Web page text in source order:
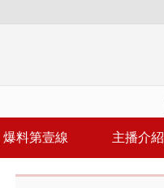
爆料第壹線 主播介紹